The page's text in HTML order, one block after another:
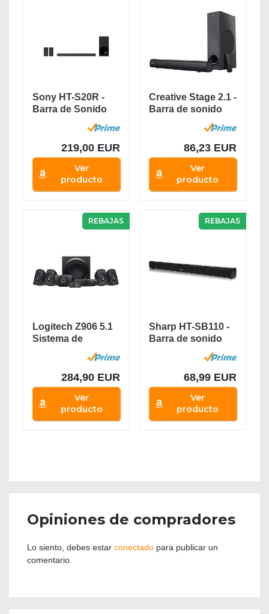
Sony HT-S20R -
Barra de Sonido
(5.1 Canales,...
219,00 EUR
Ver
producto
Creative Stage 2.1 -
Barra de sonido
con subwoofer...
86,23 EUR
Ver
producto
REBAJAS
Logitech Z906 5.1
Sistema de
284,90 EUR
Ver
producto
REBAJAS
Sharp HT-SB110 -
Barra de sonido
cine en casa...
68,99 EUR
Ver
producto
Opiniones de compradores
Lo siento, debes estar conectado para publicar un
comentario.